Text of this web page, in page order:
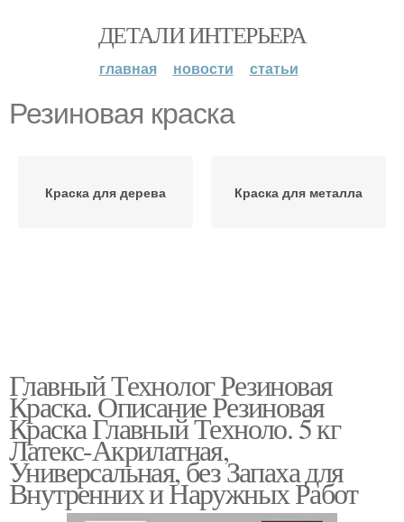
ДЕТАЛИ ИНТЕРЬЕРА
главная новости статьи
Резиновая краска
Краска для дерева Краска для металла
Главный Технолог Резиновая
Краска. Описание Резиновая
Краска Главный Техноло. 5 кг
Латекс-Акрилатная,
Универсальная, без Запаха для
Внутренних и Наружных Работ